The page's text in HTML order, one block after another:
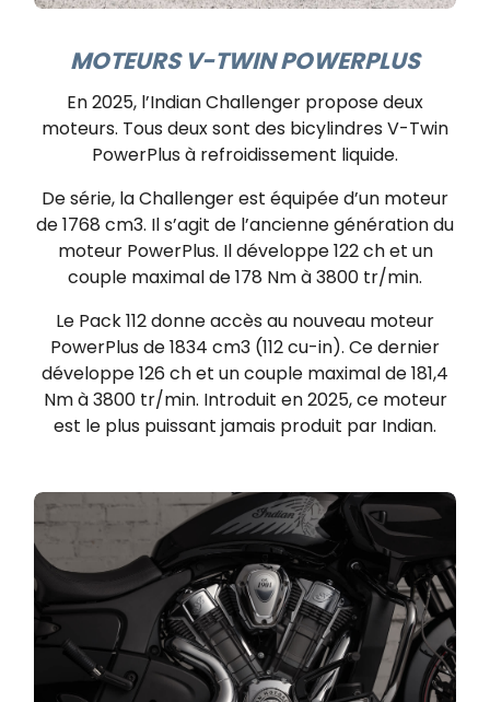
MOTEURS V-TWIN POWERPLUS
En 2025, l’Indian Challenger propose deux
moteurs. Tous deux sont des bicylindres V-Twin
PowerPlus à refroidissement liquide.
De série, la Challenger est équipée d’un moteur
de 1768 cm3. Il s’agit de l’ancienne génération du
moteur PowerPlus. Il développe 122 ch et un
couple maximal de 178 Nm à 3800 tr/min.
Le Pack 112 donne accès au nouveau moteur
PowerPlus de 1834 cm3 (112 cu-in). Ce dernier
développe 126 ch et un couple maximal de 181,4
Nm à 3800 tr/min. Introduit en 2025, ce moteur
est le plus puissant jamais produit par Indian.